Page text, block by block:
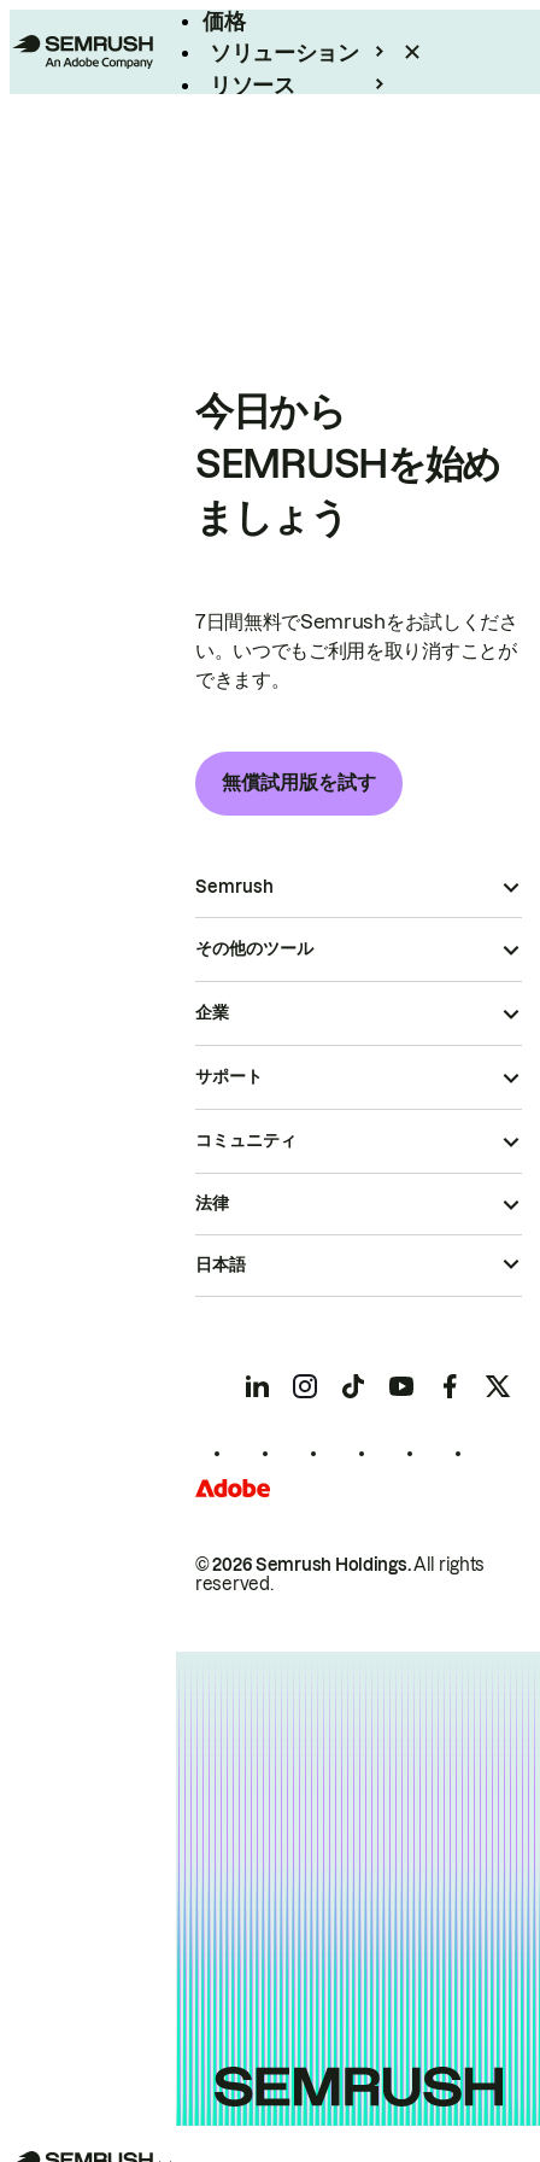
価格
ソリューション
リソース
今日から
SEMRUSHを始め
ましょう
7日間無料でSemrushをお試しくださ
い。いつでもご利用を取り消すことが
できます。
無償試用版を試す
Semrush
その他のツール
企業
サポート
コミュニティ
© 2026 Semrush Holdings.All rights
reserved.
法律
日本語